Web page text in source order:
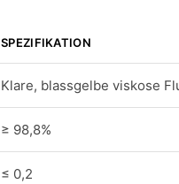
SPEZIFIKATION
Klare, blassgelbe viskose
≥ 98,8%
≤ 0,2